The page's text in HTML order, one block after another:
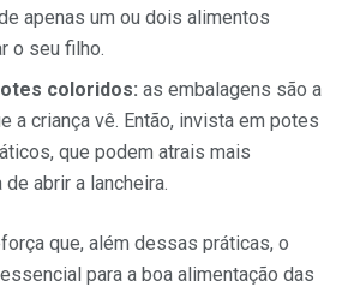
apenas um ou dois alimentos
o seu filho.
coloridos: as embalagens são a
a criança vê. Então, invista em potes
que podem atrais mais
abrir a lancheira.
que, além dessas práticas, o
para a boa alimentação das